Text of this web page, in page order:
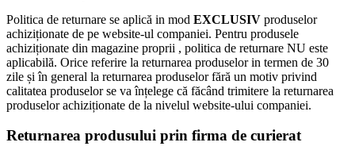
Politica de returnare se aplică in mod EXCLUSIV produselor
achiziționate de pe website-ul companiei. Pentru produsele
achiziționate din magazine proprii , politica de returnare NU este
aplicabilă. Orice referire la returnarea produselor in termen de 30
zile și în general la returnarea produselor fără un motiv privind
calitatea produselor se va înțelege că făcând trimitere la returnarea
produselor achiziționate de la nivelul website-ului companiei.
Returnarea produsului prin firma de curierat